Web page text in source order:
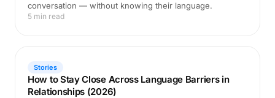
conversation — without knowing their language.
5 min read
Stories
How to Stay Close Across Language Barriers in
Relationships (2026)